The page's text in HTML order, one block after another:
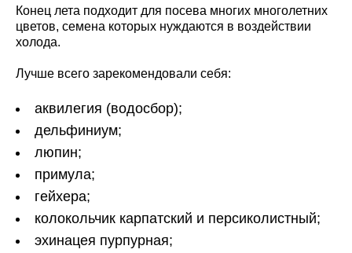
Конец лета подходит для посева многих многолетних
цветов, семена которых нуждаются в воздействии
холода.
Лучше всего зарекомендовали себя:
аквилегия (водосбор);
дельфиниум;
люпин;
примула;
гейхера;
колокольчик карпатский и персиколистный;
эхинацея пурпурная;